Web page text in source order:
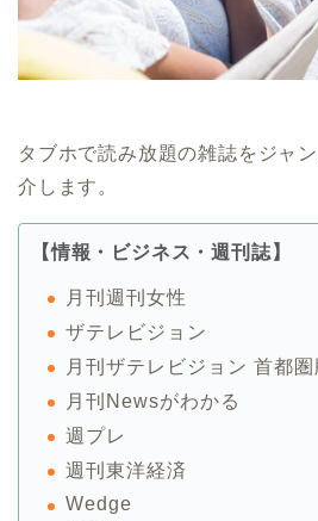
タブホで読み放題の雑誌をジャ
介します。
【情報・ビジネス・週刊誌】
月刊週刊女性
ザテレビジョン
月刊ザテレビジョン 首都圏
月刊Newsがわかる
週プレ
週刊東洋経済
Wedge